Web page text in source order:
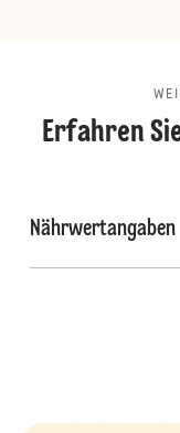
Erfahren
Nährwertangaben